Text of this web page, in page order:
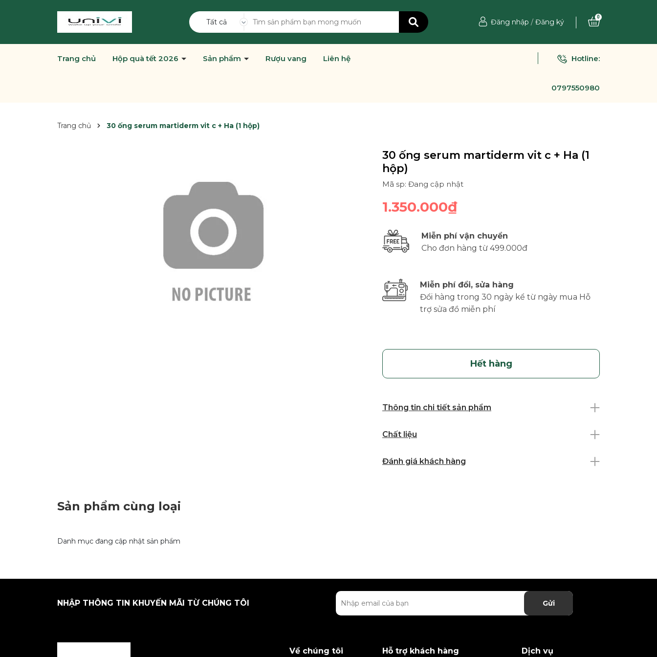
Tất cả Đăng nhập / Đăng ký
0
Trang chủ Hộp quà tết 2026 Sản phẩm Rượu vang Liên hệ Hotline:
0797550980
Trang chủ 30 ống serum martiderm vit c + Ha (1 hộp)
30 ống serum martiderm vit c + Ha (1
hộp)
Mã sp: Đang cập nhật
1.350.000₫
Miễn phí vận chuyển
Cho đơn hàng từ 499.000đ
Miễn phí đổi, sửa hàng
Đổi hàng trong 30 ngày kể từ ngày mua Hỗ
trợ sửa đồ miễn phí
Hết hàng
Thông tin chi tiết sản phẩm
Chất liệu
Đánh giá khách hàng
Sản phẩm cùng loại
Danh mục đang cập nhật sản phẩm
NHẬP THÔNG TIN KHUYẾN MÃI TỪ CHÚNG TÔI Gửi
Về chúng tôi Hỗ trợ khách hàng Dịch vụ